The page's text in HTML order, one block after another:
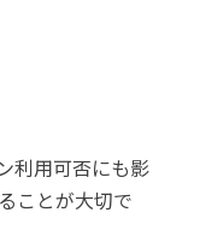
利用可否にも影
ことが大切で